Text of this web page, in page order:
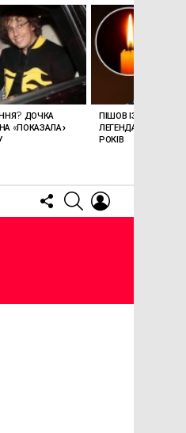
FOLLOW
US
SEARCH
ДОЧКА
«ПОКАЗАЛА»
ПІШОВ ІЗ ЖИТТЯ
ЛЕГЕНДАРНОМУ
РОКІВ